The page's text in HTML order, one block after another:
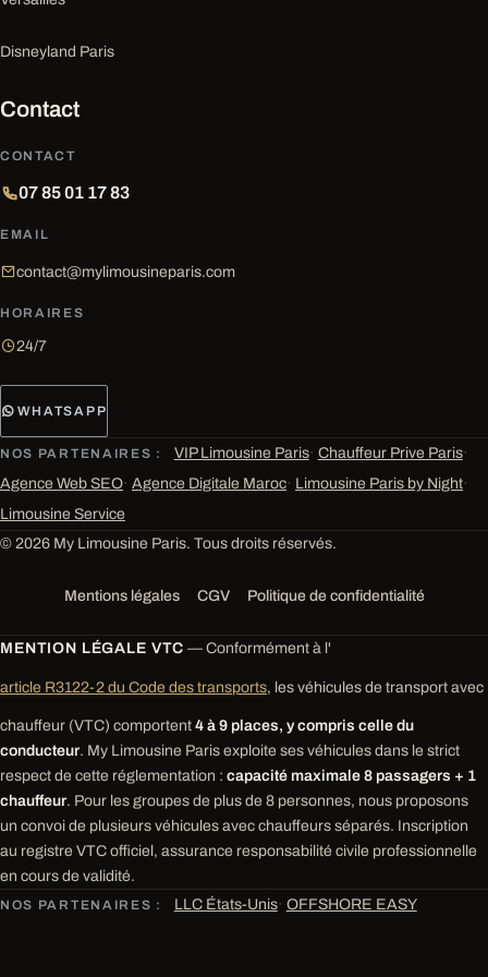
Disneyland Paris
Contact
CONTACT
07 85 01 17 83
EMAIL
contact@mylimousineparis.com
HORAIRES
24/7
WHATSAPP
NOS PARTENAIRES : VIP Limousine Paris· Chauffeur Prive Paris·
Agence Web SEO· Agence Digitale Maroc· Limousine Paris by Night·
Limousine Service
© 2026 My Limousine Paris. Tous droits réservés.
Mentions légales CGV Politique de confidentialité
MENTION LÉGALE VTC — Conformément à l'
article R3122-2 du Code des transports, les véhicules de transport avec
chauffeur (VTC) comportent 4 à 9 places, y compris celle du
conducteur. My Limousine Paris exploite ses véhicules dans le strict
respect de cette réglementation : capacité maximale 8 passagers + 1
chauffeur. Pour les groupes de plus de 8 personnes, nous proposons
un convoi de plusieurs véhicules avec chauffeurs séparés. Inscription
au registre VTC officiel, assurance responsabilité civile professionnelle
en cours de validité.
NOS PARTENAIRES : LLC États-Unis· OFFSHORE EASY